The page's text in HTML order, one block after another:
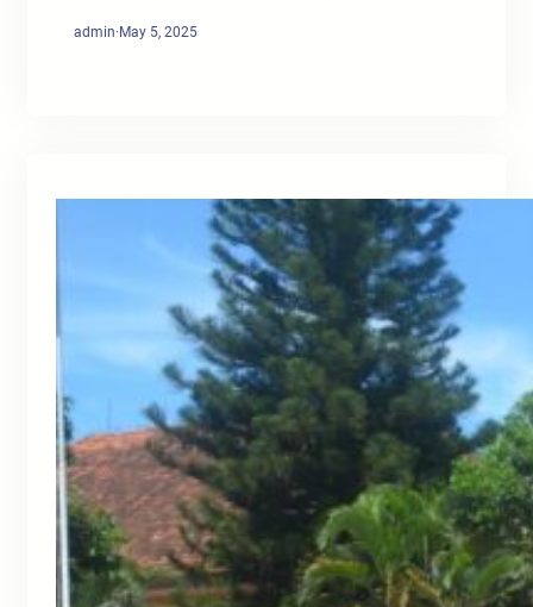
admin·May 5, 2025